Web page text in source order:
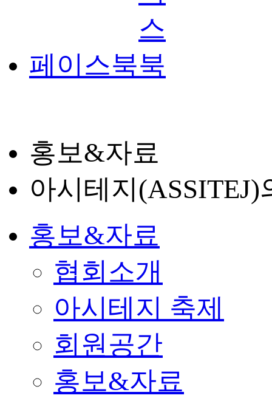
페이스북
홍보&자료
아시테지
홍보&자료
협회소개
아시테지 축제
회원공간
홍보&자료